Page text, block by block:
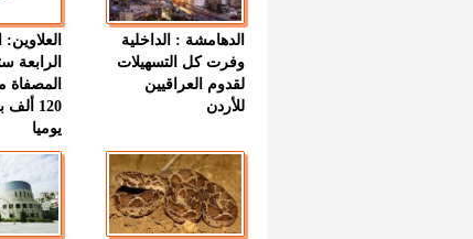
الدهامشة : الداخلية
وفرت كل التسهيلات
لقدوم العراقيين
للأردن
الرابعة
المصفاة
120
يوميا